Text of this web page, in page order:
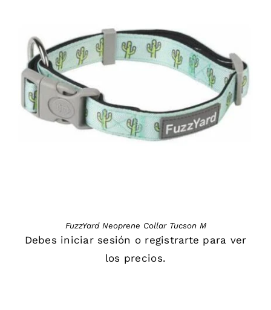
FuzzYard Neoprene Collar Tucson M
Debes iniciar sesión o registrarte para ver
los precios.